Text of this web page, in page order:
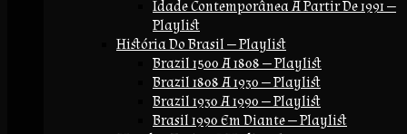
Idade Contemporânea A Partir De 1991 —
Playlist
História Do Brasil — Playlist
Brazil 1500 A 1808 — Playlist
Brazil 1808 A 1930 — Playlist
Brazil 1930 A 1990 — Playlist
Brasil 1990 Em Diante — Playlist